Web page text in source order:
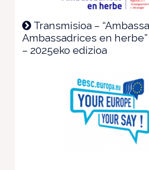
Transmisioa –
Ambassadrices en
– 2025eko edizioa